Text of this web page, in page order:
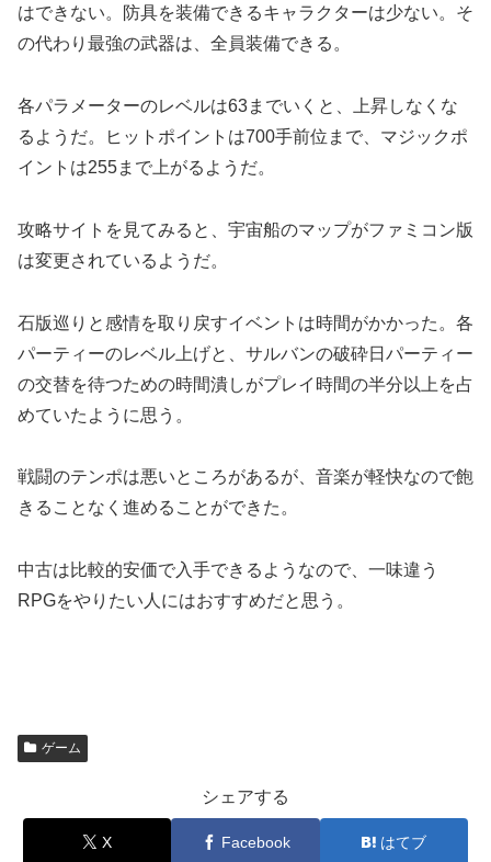
はできない。防具を装備できるキャラクターは少ない。そ
の代わり最強の武器は、全員装備できる。
各パラメーターのレベルは63までいくと、上昇しなくな
るようだ。ヒットポイントは700手前位まで、マジックポ
イントは255まで上がるようだ。
攻略サイトを見てみると、宇宙船のマップがファミコン版
は変更されているようだ。
石版巡りと感情を取り戻すイベントは時間がかかった。各
パーティーのレベル上げと、サルバンの破砕日パーティー
の交替を待つための時間潰しがプレイ時間の半分以上を占
めていたように思う。
戦闘のテンポは悪いところがあるが、音楽が軽快なので飽
きることなく進めることができた。
中古は比較的安価で入手できるようなので、一味違う
RPGをやりたい人にはおすすめだと思う。
ゲーム
シェアする
X Facebook はてブ